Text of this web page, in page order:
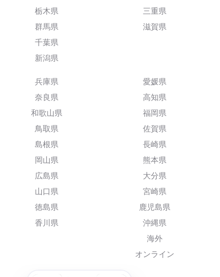
栃木県
群馬県
千葉県
新潟県
三重県
滋賀県
兵庫県
奈良県
和歌山県
鳥取県
島根県
岡山県
広島県
山口県
徳島県
香川県
愛媛県
高知県
福岡県
佐賀県
長崎県
熊本県
大分県
宮崎県
鹿児島県
沖縄県
海外
オンライン